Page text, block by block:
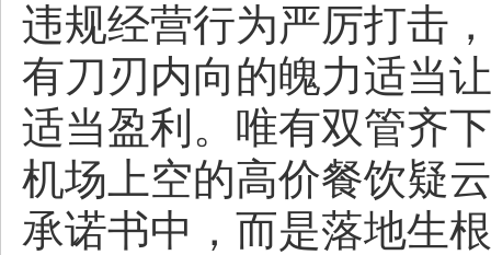
违规经营行为严厉打击
有刀刃内向的魄力适当
适当盈利。唯有双管齐
机场上空的高价餐饮疑
承诺书中，而是落地生